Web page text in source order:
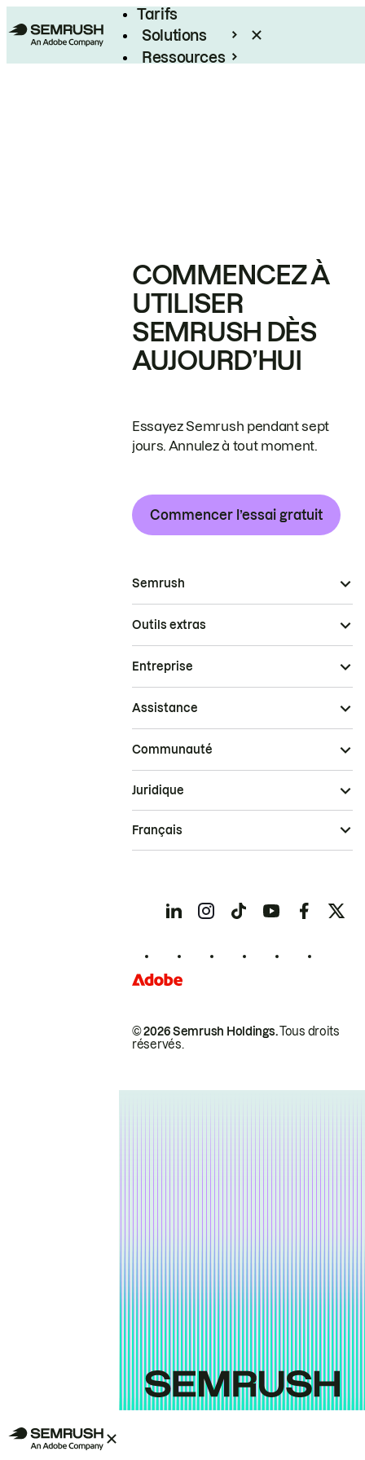
Tarifs
Solutions
Ressources
COMMENCEZ À
UTILISER
SEMRUSH DÈS
AUJOURD’HUI
Essayez Semrush pendant sept
jours. Annulez à tout moment.
Commencer l’essai gratuit
Semrush
Outils extras
Entreprise
Assistance
Communauté
© 2026 Semrush Holdings.Tous droits
réservés.
Juridique
Français